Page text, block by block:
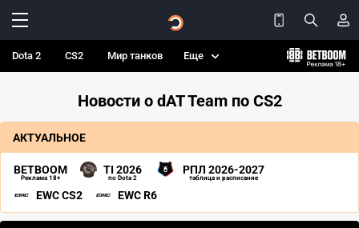
Dota 2 CS2 Мир танков Еще
Новости о dAT Team по CS2
АКТУАЛЬНОЕ
BETBOOM
Реклама 18+
TI 2026
по Dota 2
РПЛ 2026-2027
таблица и расписание
EWC CS2 EWC R6